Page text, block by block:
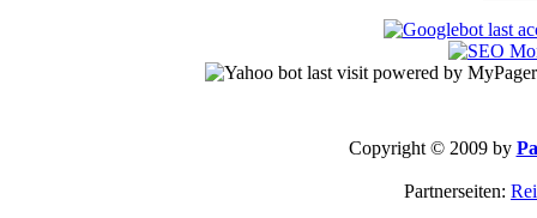
Copyright © 2009 by
Partnerseiten: